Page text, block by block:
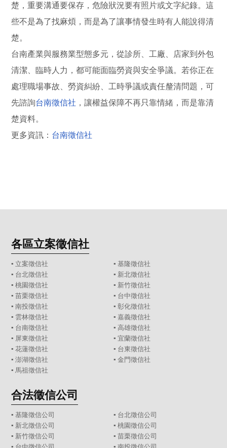
楚，重要溝通要保存，危險狀況要有照片或文字紀錄。這
些不是為了找麻煩，而是為了讓事情發生時有人能說得清
楚。
台南產業與服務業型態多元，從診所、工廠、店家到外包
清潔、臨時人力，都可能面臨勞資與安全爭議。若你正在
處理職場事故、勞資糾紛、工時爭議或責任釐清問題，可
先諮詢台南徵信社 ，讓權益保障不再只靠情緒，而是靠清
楚資料。
更多資訊： 台南徵信社
各區立案徵信社
▪ 立案徵信社 ▪ 基隆徵信社
▪ 台北徵信社 ▪ 新北徵信社
▪桃園徵信社 ▪ 新竹徵信社
▪苗栗徵信社 ▪ 台中徵信社
▪南投徵信社 ▪ 彰化徵信社
▪ 雲林徵信社 ▪ 嘉義徵信社
▪ 台南徵信社 ▪ 高雄徵信社
▪ 屏東徵信社 ▪ 宜蘭徵信社
▪花蓮徵信社 ▪ 台東徵信社
▪澎湖徵信社 ▪ 金門徵信社
▪ 馬祖徵信社
合法徵信公司
▪基隆徵信公司 ▪ 台北徵信公司
▪ 新北徵信公司 ▪ 桃園徵信公司
▪ 新竹徵信公司 ▪ 苗栗徵信公司